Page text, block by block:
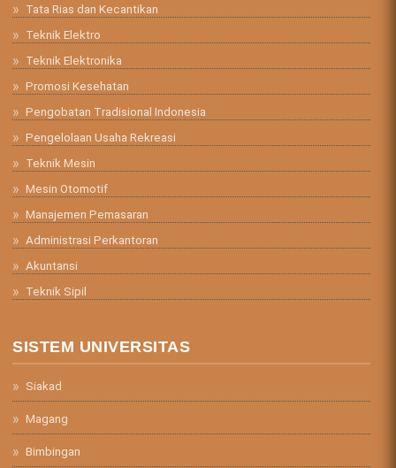
Tata Rias dan Kecantikan
Teknik Elektro
Teknik Elektronika
Promosi Kesehatan
Pengobatan Tradisional Indonesia
Pengelolaan Usaha Rekreasi
Teknik Mesin
Mesin Otomotif
Manajemen Pemasaran
Administrasi Perkantoran
Akuntansi
Teknik Sipil
SISTEM UNIVERSITAS
Siakad
Magang
Bimbingan